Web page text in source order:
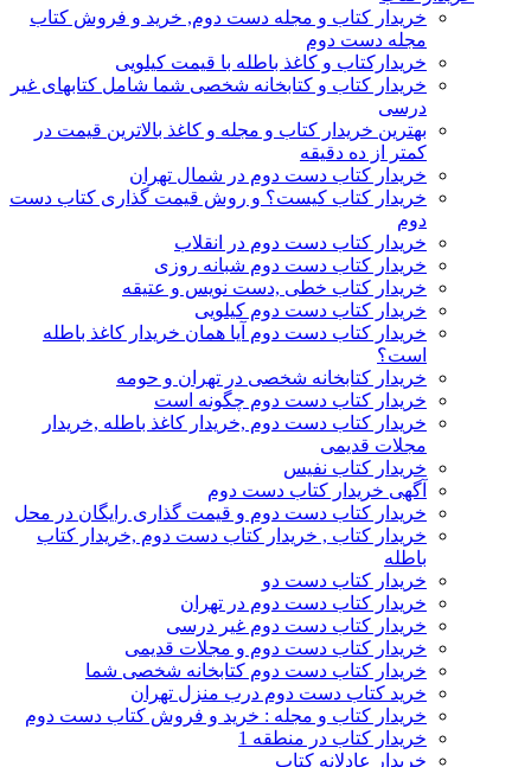
خریدار کتاب و مجله دست دوم, خرید و فروش کتاب
مجله دست دوم
خریدارکتاب و کاغذ باطله با قیمت کیلویی
خریدار کتاب و کتابخانه شخصی شما شامل کتابهای غیر
درسی
بهترین خریدار کتاب و مجله و کاغذ بالاترین قیمت در
کمتر از ده دقیقه
خریدار کتاب دست دوم در شمال تهران
خریدار کتاب کیست؟ و روش قیمت گذاری کتاب دست
دوم
خریدار کتاب دست دوم در انقلاب
خریدار کتاب دست دوم شبانه روزی
خریدار کتاب خطی ,دست نویس و عتیقه
خریدار کتاب دست دوم کیلویی
خریدار کتاب دست دوم آیا همان خریدار کاغذ باطله
است؟
خریدار کتابخانه شخصی در تهران و حومه
خریدار کتاب دست دوم چگونه است
خریدار کتاب دست دوم ,خریدار کاغذ باطله ,خریدار
مجلات قدیمی
خریدار کتاب نفیس
آگهی خریدار کتاب دست دوم
خریدار کتاب دست دوم و قیمت گذاری رایگان در محل
خریدار کتاب , خریدار کتاب دست دوم ,خریدار کتاب
باطله
خریدار کتاب دست دو
خریدار کتاب دست دوم در تهران
خریدار کتاب دست دوم غیر درسی
خریدار کتاب دست دوم و مجلات قدیمی
خریدار کتاب دست دوم کتابخانه شخصی شما
خرید کتاب دست دوم درب منزل تهران
خریدار کتاب و مجله : خرید و فروش کتاب دست دوم
خریدار کتاب در منطقه 1
خریدار عادلانه کتاب